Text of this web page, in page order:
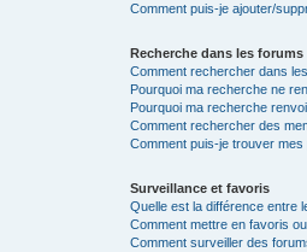
Comment puis-je ajouter/
Recherche dans les forums
Comment rechercher dans
Pourquoi ma recherche ne
Pourquoi ma recherche
Comment rechercher des
Comment puis-je trouver
Surveillance et favoris
Quelle est la différence entre
Comment mettre en favoris
Comment surveiller des